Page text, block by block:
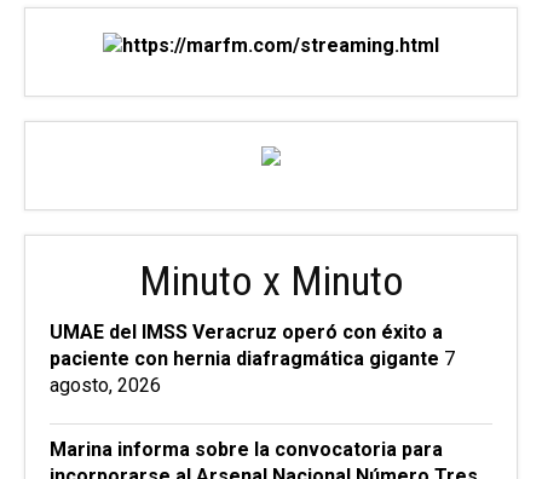
Minuto x Minuto
UMAE del IMSS Veracruz operó con éxito a
paciente con hernia diafragmática gigante 7
agosto, 2026
Marina informa sobre la convocatoria para